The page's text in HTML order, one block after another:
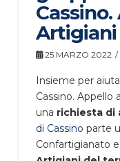
25 MARZO 2022
Insieme per
Cassino. Appello
una richiesta di
di Cassino parte
Confartigianato